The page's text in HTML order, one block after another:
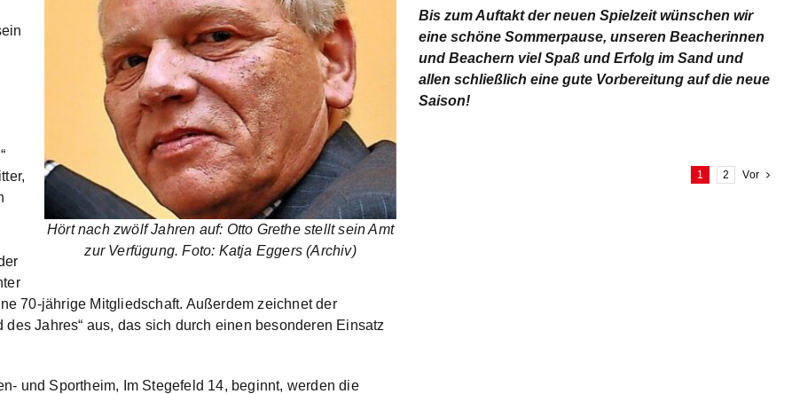
Hört nach zwölf Jahren auf: Otto Grethe stellt sein Amt
zur Verfügung. Foto: Katja Eggers (Archiv)
70-jährige Mitgliedschaft. Außerdem zeichnet der
Jahres“ aus, das sich durch einen besonderen Einsatz
und Sportheim, Im Stegefeld 14, beginnt, werden die
Bis zum Auftakt der neuen Spielzeit wünschen wir
eine schöne Sommerpause, unseren Beacherinnen
und Beachern viel Spaß und Erfolg im Sand und
allen schließlich eine gute Vorbereitung auf die neue
Saison!
1 2 Vor